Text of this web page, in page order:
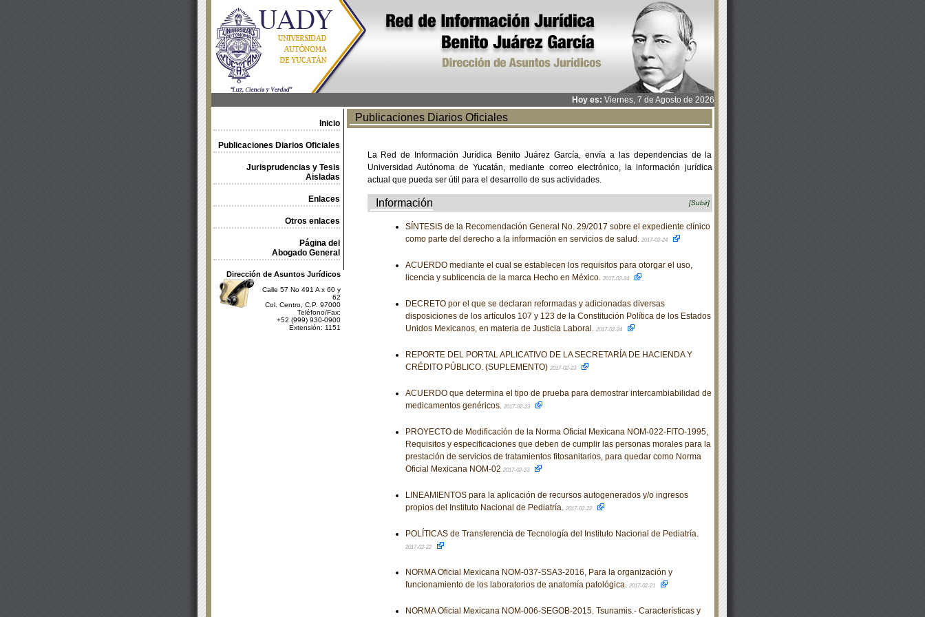
Hoy es: Viernes, 7 de Agosto de 2026
Inicio
Publicaciones Diarios Oficiales
Jurisprudencias y Tesis
Aisladas
Enlaces
Otros enlaces
Página del
Abogado General
Dirección de Asuntos Jurídicos
Calle 57 No 491 A x 60 y
62
Col. Centro, C.P. 97000
Teléfono/Fax:
+52 (999) 930-0900
Extensión: 1151
Publicaciones Diarios Oficiales
La Red de Información Jurídica Benito Juárez García, envía a las dependencias de la
Universidad Autónoma de Yucatán, mediante correo electrónico, la información jurídica
actual que pueda ser útil para el desarrollo de sus actividades.
Información [Subir]
SÍNTESIS de la Recomendación General No. 29/2017 sobre el expediente clínico
como parte del derecho a la información en servicios de salud. 2017-02-24
ACUERDO mediante el cual se establecen los requisitos para otorgar el uso,
licencia y sublicencia de la marca Hecho en México. 2017-02-24
DECRETO por el que se declaran reformadas y adicionadas diversas
disposiciones de los artículos 107 y 123 de la Constitución Política de los Estados
Unidos Mexicanos, en materia de Justicia Laboral. 2017-02-24
REPORTE DEL PORTAL APLICATIVO DE LA SECRETARÍA DE HACIENDA Y
CRÉDITO PÚBLICO. (SUPLEMENTO) 2017-02-23
ACUERDO que determina el tipo de prueba para demostrar intercambiabilidad de
medicamentos genéricos. 2017-02-23
PROYECTO de Modificación de la Norma Oficial Mexicana NOM-022-FITO-1995,
Requisitos y especificaciones que deben de cumplir las personas morales para la
prestación de servicios de tratamientos fitosanitarios, para quedar como Norma
Oficial Mexicana NOM-02 2017-02-23
LINEAMIENTOS para la aplicación de recursos autogenerados y/o ingresos
propios del Instituto Nacional de Pediatría. 2017-02-22
POLÍTICAS de Transferencia de Tecnología del Instituto Nacional de Pediatría.
2017-02-22
NORMA Oficial Mexicana NOM-037-SSA3-2016, Para la organización y
funcionamiento de los laboratorios de anatomía patológica. 2017-02-21
NORMA Oficial Mexicana NOM-006-SEGOB-2015. Tsunamis.- Características y